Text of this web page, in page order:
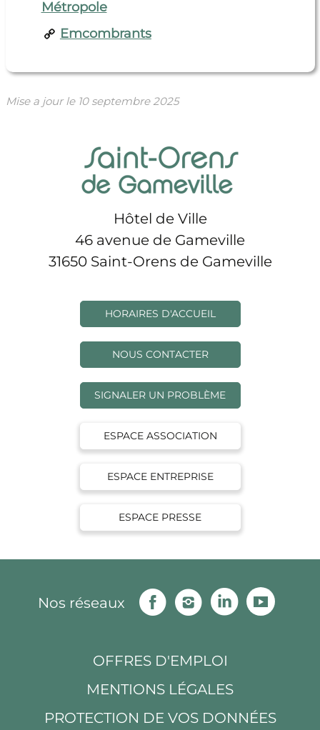
Métropole
Emcombrants
Mise a jour le 10 septembre 2025
Hôtel de Ville
46 avenue de Gameville
31650 Saint-Orens de Gameville
HORAIRES D'ACCUEIL
NOUS CONTACTER
SIGNALER UN PROBLÈME
ESPACE ASSOCIATION
ESPACE ENTREPRISE
ESPACE PRESSE
Nos réseaux
FacebookInstagramLinkedin
OFFRES D'EMPLOI
MENTIONS LÉGALES
PROTECTION DE VOS DONNÉES